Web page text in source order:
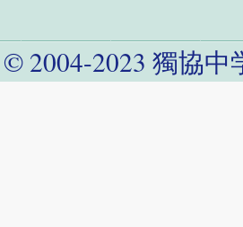
© 2004-2023 獨協中